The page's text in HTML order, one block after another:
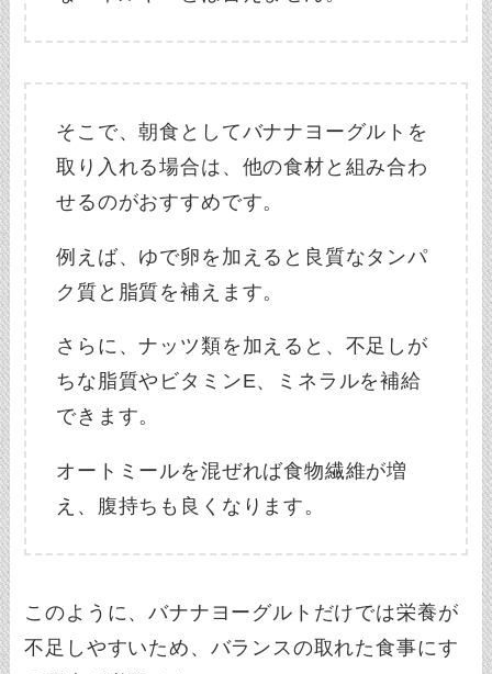
そこで、朝食としてバナナヨーグルトを
取り入れる場合は、他の食材と組み合わ
せるのがおすすめです。
例えば、ゆで卵を加えると良質なタンパ
ク質と脂質を補えます。
さらに、ナッツ類を加えると、不足しが
ちな脂質やビタミンE、ミネラルを補給
できます。
オートミールを混ぜれば食物繊維が増
え、腹持ちも良くなります。
このように、バナナヨーグルトだけでは栄養が
不足しやすいため、バランスの取れた食事にす